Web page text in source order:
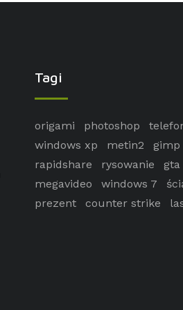
Tagi
origami photoshop
windows xp
metin2
gimp
rapidshare
rysowanie
gta
megavideo
windows 7
prezent
counter strike